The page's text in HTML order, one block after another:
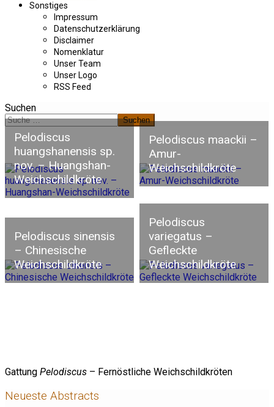
Sonstiges
Impressum
Datenschutzerklärung
Disclaimer
Nomenklatur
Unser Team
Unser Logo
RSS Feed
Suchen
Suchen
Pelodiscus
huangshanensis sp.
nov. – Huangshan-
Weichschildkröte
Pelodiscus maackii –
Amur-
Weichschildkröte
Pelodiscus sinensis
– Chinesische
Weichschildkröte
Pelodiscus
variegatus –
Gefleckte
Weichschildkröte
Gattung Pelodiscus – Fernöstliche Weichschildkröten
Neueste Abstracts